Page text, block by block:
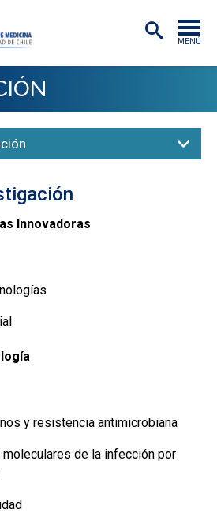
MENÚ
INSTITUTO
OS
Innovadoras
y resistencia antimicrobiana
de la infección por